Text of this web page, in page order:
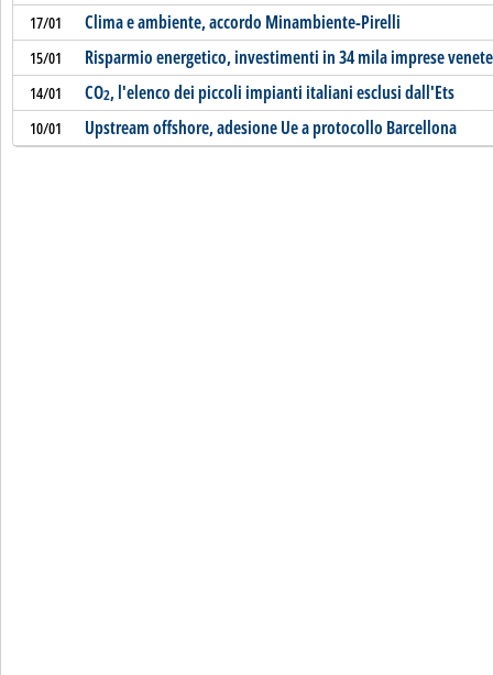
17/01 Clima e ambiente, accordo Minambiente-Pirelli
15/01 Risparmio energetico, investimenti in 34 mila imprese venete
14/01 CO2, l'elenco dei piccoli impianti italiani esclusi dall'Ets
10/01 Upstream offshore, adesione Ue a protocollo Barcellona